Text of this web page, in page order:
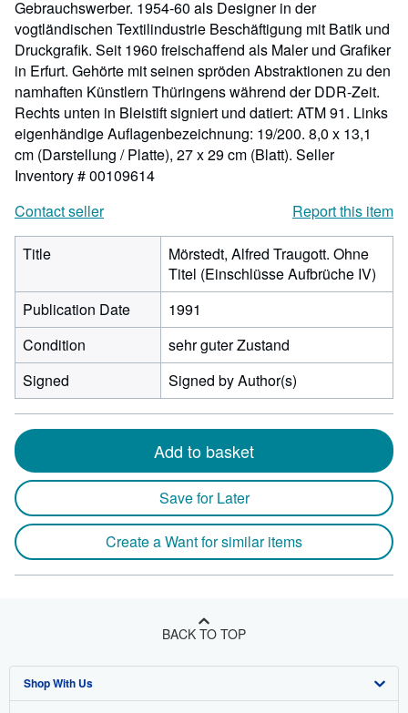
Gebrauchswerber. 1954-60 als Designer in der
vogtländischen Textilindustrie Beschäftigung mit Batik und
Druckgrafik. Seit 1960 freischaffend als Maler und Grafiker
in Erfurt. Gehörte mit seinen spröden Abstraktionen zu den
namhaften Künstlern Thüringens während der DDR-Zeit.
Rechts unten in Bleistift signiert und datiert: ATM 91. Links
eigenhändige Auflagenbezeichnung: 19/200. 8,0 x 13,1
cm (Darstellung / Platte), 27 x 29 cm (Blatt). Seller
Inventory # 00109614
Contact seller
Report this item
Title
Mörstedt, Alfred Traugott. Ohne
Titel (Einschlüsse Aufbrüche IV)
Publication Date
1991
Condition
sehr guter Zustand
Signed
Signed by Author(s)
Add to basket
Save for Later
Create a Want for similar items
BACK TO TOP
Shop With Us